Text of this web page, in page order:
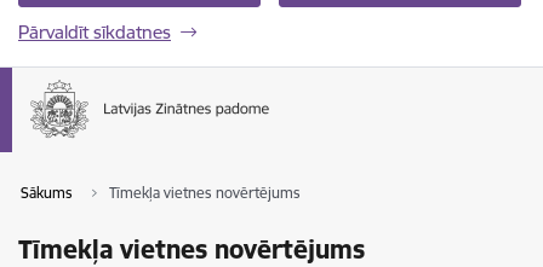
Pārvaldīt sīkdatnes
Sākums Tīmekļa vietnes novērtējums
Tīmekļa vietnes novērtējums